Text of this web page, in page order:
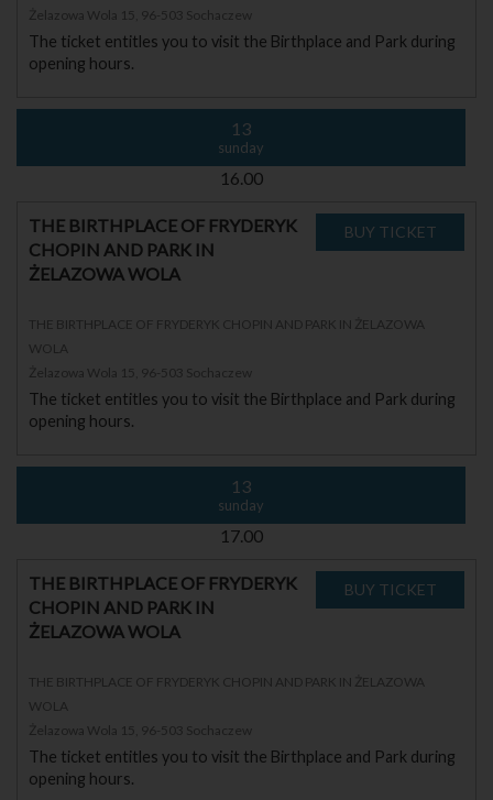
Żelazowa Wola 15, 96-503 Sochaczew
The ticket entitles you to visit the Birthplace and Park during
opening hours.
13
sunday
16.00
THE BIRTHPLACE OF FRYDERYK
CHOPIN AND PARK IN
ŻELAZOWA WOLA
THE BIRTHPLACE OF FRYDERYK CHOPIN AND PARK IN ŻELAZOWA
WOLA
Żelazowa Wola 15, 96-503 Sochaczew
The ticket entitles you to visit the Birthplace and Park during
opening hours.
13
sunday
17.00
THE BIRTHPLACE OF FRYDERYK
CHOPIN AND PARK IN
ŻELAZOWA WOLA
THE BIRTHPLACE OF FRYDERYK CHOPIN AND PARK IN ŻELAZOWA
WOLA
Żelazowa Wola 15, 96-503 Sochaczew
The ticket entitles you to visit the Birthplace and Park during
opening hours.